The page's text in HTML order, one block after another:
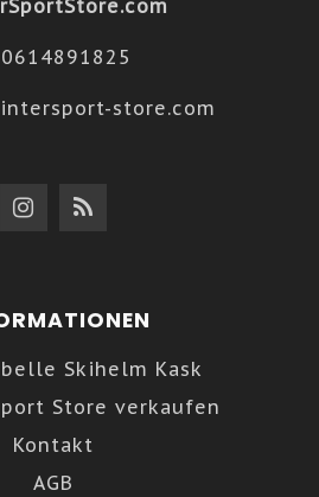
0614891825
store.com
Skihelm Kask
Store verkaufen
Kontakt
AGB